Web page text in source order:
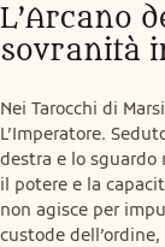
L’Arcano
sovranità
Nei Tarocchi di
L’Imperatore.
destra e lo
il potere e la
non agisce per
custode